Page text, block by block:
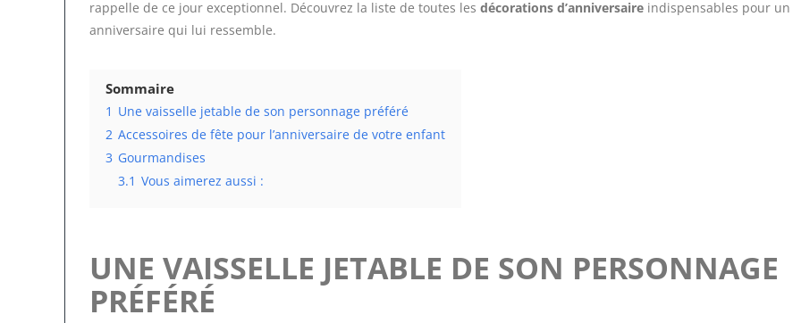
rappelle de ce jour exceptionnel. Découvrez la liste de toutes les décorations d’anniversaireindispensables pour un
anniversaire qui lui ressemble.
Sommaire
1 Une vaisselle jetable de son personnage préféré
2 Accessoires de fête pour l’anniversaire de votre enfant
3 Gourmandises
3.1 Vous aimerez aussi :
UNE VAISSELLE JETABLE DE SON PERSONNAGE
PRÉFÉRÉ